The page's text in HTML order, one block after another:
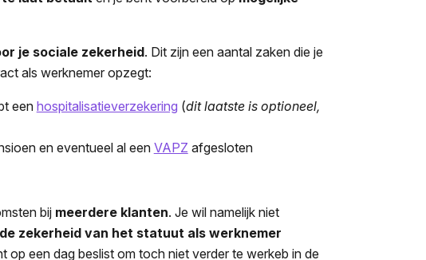
je sociale zekerheid. Dit zijn een aantal zaken die je
als werknemer opzegt:
een hospitalisatieverzekering (dit laatste is optioneel,
en eventueel al eenVAPZ afgesloten
bij meerdere klanten. Je wil namelijk niet
de zekerheid van het statuut als werknemer
een dag beslist om toch niet verder te werkeb in de